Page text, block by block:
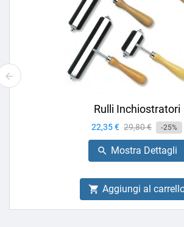
Rulli Inchiostratori
Prezzo
22,35 € Prezzo
base
29,80 € -25%
 Mostra Dettagli
 Aggiungi al